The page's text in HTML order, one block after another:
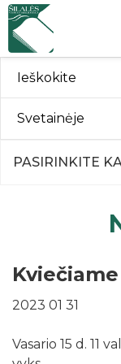
Svetainėje
PASIRINKITE
2023 01 31
Vasario 15 d. 11